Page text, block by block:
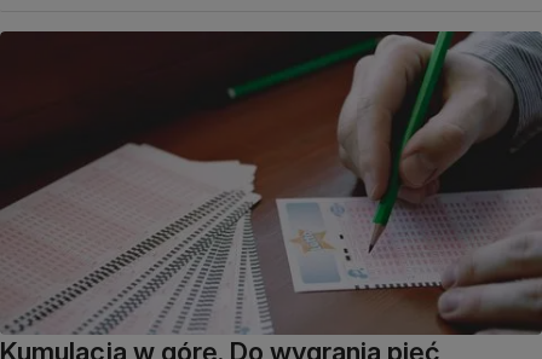
Kumulacja w górę. Do wygrania pięć